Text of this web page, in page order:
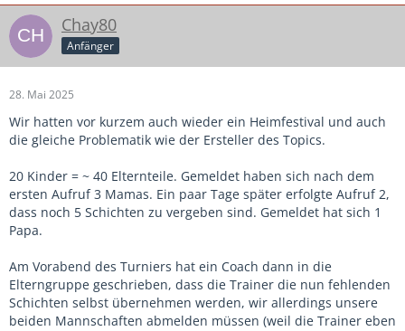
Chay80
Anfänger
28. Mai 2025
Wir hatten vor kurzem auch wieder ein Heimfestival und auch
die gleiche Problematik wie der Ersteller des Topics.
20 Kinder = ~ 40 Elternteile. Gemeldet haben sich nach dem
ersten Aufruf 3 Mamas. Ein paar Tage später erfolgte Aufruf 2,
dass noch 5 Schichten zu vergeben sind. Gemeldet hat sich 1
Papa.
Am Vorabend des Turniers hat ein Coach dann in die
Elterngruppe geschrieben, dass die Trainer die nun fehlenden
Schichten selbst übernehmen werden, wir allerdings unsere
beiden Mannschaften abmelden müssen (weil die Trainer eben